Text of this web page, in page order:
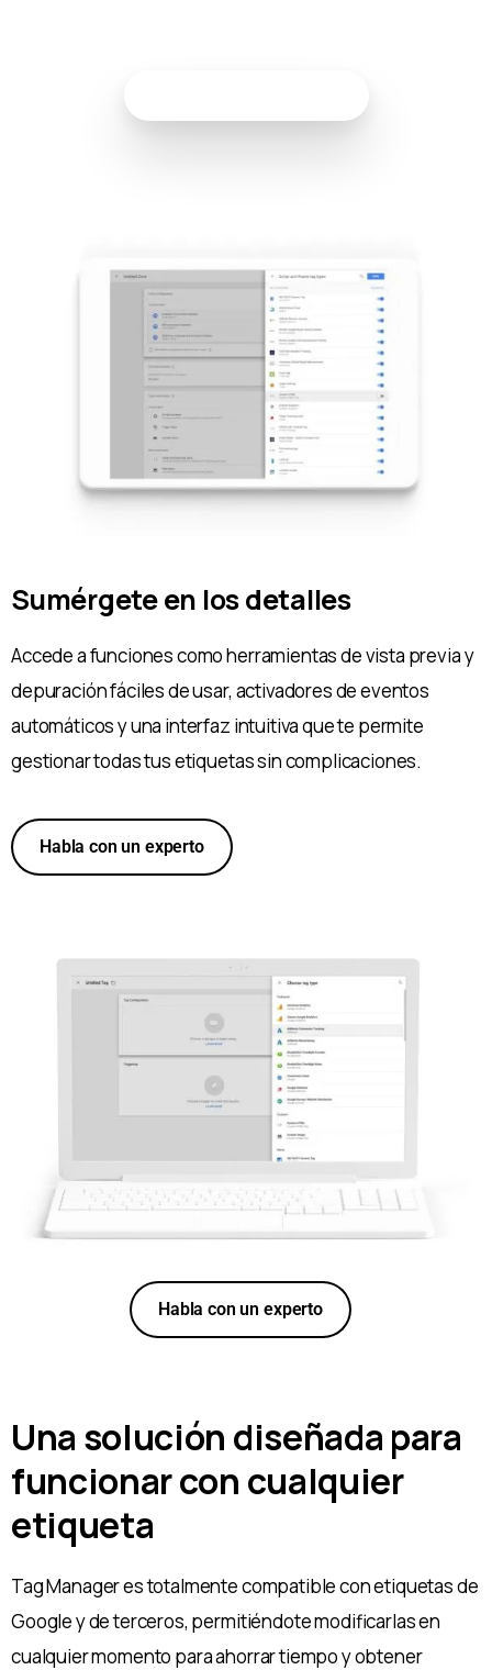
Sumérgete en los detalles
Accede a funciones como herramientas de vista previa y
depuración fáciles de usar, activadores de eventos
automáticos y una interfaz intuitiva que te permite
gestionar todas tus etiquetas sin complicaciones.
Habla con un experto
Habla con un experto
Una solución diseñada para
funcionar con cualquier
etiqueta
Tag Manager es totalmente compatible con etiquetas de
Google y de terceros, permitiéndote modificarlas en
cualquier momento para ahorrar tiempo y obtener